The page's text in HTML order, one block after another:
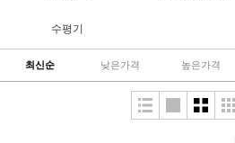
수평기
최신순 낮은가격 높은가격